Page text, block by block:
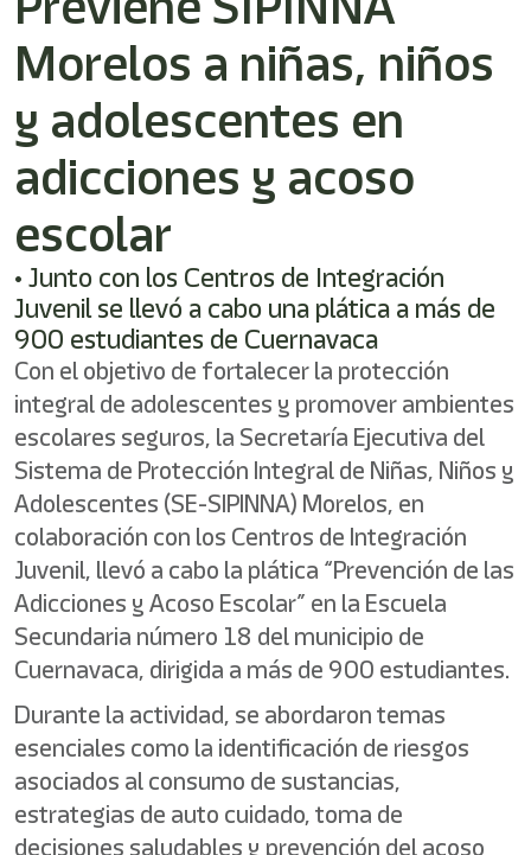
Este
acceso
directo
lector
de
pantalla
ayudarle
navegar
interactuar
con
contenido.
Morelos a niñas, niños
y adolescentes en
adicciones y acoso
escolar
• Junto con los Centros de Integración
Juvenil se llevó a cabo una plática a más de
900 estudiantes de Cuernavaca
Con el objetivo de fortalecer la protección
integral de adolescentes y promover ambientes
escolares seguros, la Secretaría Ejecutiva del
Sistema de Protección Integral de Niñas, Niños y
Adolescentes (SE-SIPINNA) Morelos, en
colaboración con los Centros de Integración
Juvenil, llevó a cabo la plática “Prevención de las
Adicciones y Acoso Escolar” en la Escuela
Secundaria número 18 del municipio de
Cuernavaca, dirigida a más de 900 estudiantes.
Durante la actividad, se abordaron temas
esenciales como la identificación de riesgos
asociados al consumo de sustancias,
estrategias de auto cuidado, toma de
decisiones saludables y prevención del acoso